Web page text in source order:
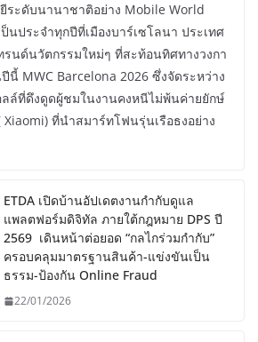
ระดับนานาชาติอย่าง Mobile World
นประจำทุกปีที่เมืองบาร์เซโลนา ประเทศ
รนด์นวัตกรรมใหม่ๆ ที่สะท้อนทิศทางวงกา
MWC Barcelona 2026 ซึ่งจัดระหว่าง
ล์ที่ดึงดูดผู้ชมในงานคงหนีไม่พ้นค่ายยักษ์
Xiaomi) ที่นำสมาร์ทโฟนรุ่นเรือธงอย่าง
ETDA เปิดบ้านอัปเดตงานกำกับดูแล
แพลตฟอร์มดิจิทัล ภายใต้กฎหมาย DPS ปี
2569 เดินหน้าต่อยอด “กลไกร่วมกำกับ”
ครอบคลุมมาตรฐานสินค้า-แข่งขันเป็น
ธรรม-ป้องกัน Online Fraud
22/01/2026